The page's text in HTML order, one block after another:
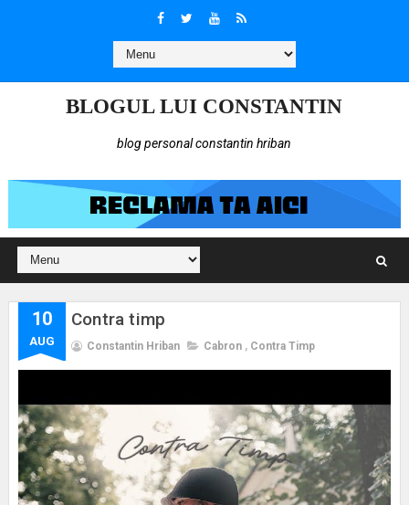
BLOGUL LUI CONSTANTIN
blog personal constantin hriban
10
AUG
Contra timp
Constantin Hriban Cabron , Contra Timp